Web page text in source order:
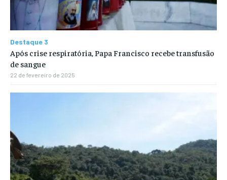
Destaque 3
Após crise respiratória, Papa Francisco recebe transfusão
de sangue
22 de fevereiro de 2025